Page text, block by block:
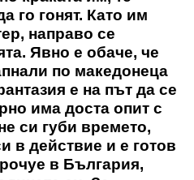
го гонят. Като им
направо се
Явно е обаче, че
по македонеца
е на път да се
има доста опит с
си губи времето,
в действие и е готов
в България,